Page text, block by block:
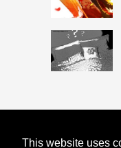
This website uses
HTTPS://